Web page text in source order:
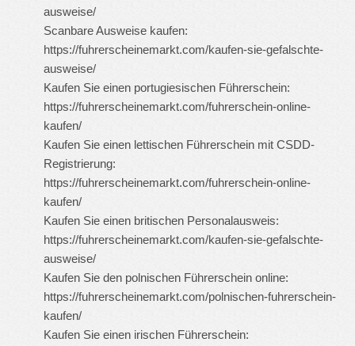
ausweise/
Scanbare Ausweise kaufen:
https://fuhrerscheinemarkt.com/kaufen-sie-gefalschte-
ausweise/
Kaufen Sie einen portugiesischen Führerschein:
https://fuhrerscheinemarkt.com/fuhrerschein-online-
kaufen/
Kaufen Sie einen lettischen Führerschein mit CSDD-
Registrierung:
https://fuhrerscheinemarkt.com/fuhrerschein-online-
kaufen/
Kaufen Sie einen britischen Personalausweis:
https://fuhrerscheinemarkt.com/kaufen-sie-gefalschte-
ausweise/
Kaufen Sie den polnischen Führerschein online:
https://fuhrerscheinemarkt.com/polnischen-fuhrerschein-
kaufen/
Kaufen Sie einen irischen Führerschein: